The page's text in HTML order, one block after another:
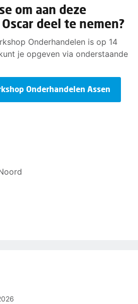
om aan deze
deel te nemen?
Onderhandelen is op 14
je opgeven via onderstaande
Onderhandelen Assen